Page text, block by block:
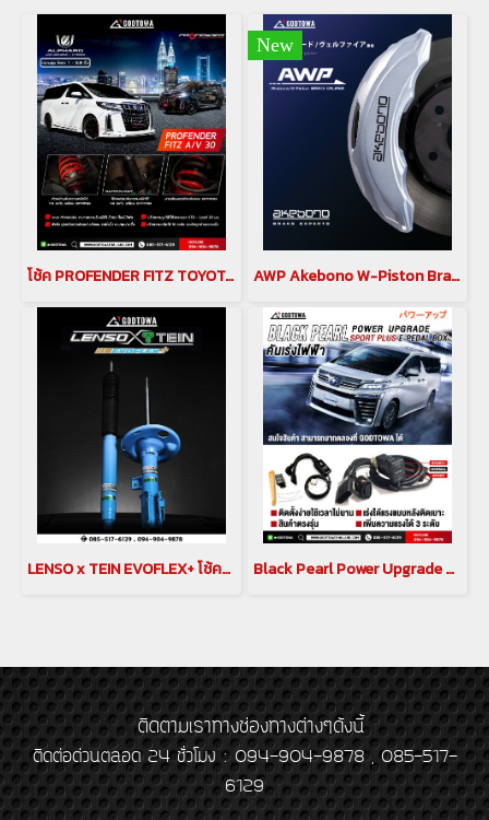
โช้ค PROFENDER FITZ TOYOTA Alphard Vellfire 30 โช้คอัพ Profender
New
AWP Akebono W-Piston Brake Caliper Alphard & Vellfire 30
LENSO x TEIN EVOFLEX+ โช้คอัพสมรรถนะสูง พร้อมระบบ Hydraulic Bump Stopper (H.B.S.) Black Pearl Power Upgrade Sport Plus E-Pedal Box คันเร่งไฟฟ้า Black Pearl สำหรับ alphard vellfire 30 2018-2023 กล่องเพิ่มสมรรถนะสำหรับรถยนต์โตโยต้าอัลพาร์ด เวลไฟร์ คันเร่งไฟฟ้าอัลพาร์ด เวลไฟร์ ตัวเร่งอัลพาร์ด เวลไฟร์
ติดตามเราทางช่องทางต่างๆดังนี้
ติดต่อด่วนตลอด 24 ชั่วโมง : 094-904-9878 , 085-517-
6129